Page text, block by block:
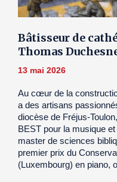
Bâtisseur de
Thomas
13 mai 2026
Au cœur de la
a des artisans
diocèse de Fréjus-
BEST pour la musique
master de sciences
premier prix du
(Luxembourg) en piano,